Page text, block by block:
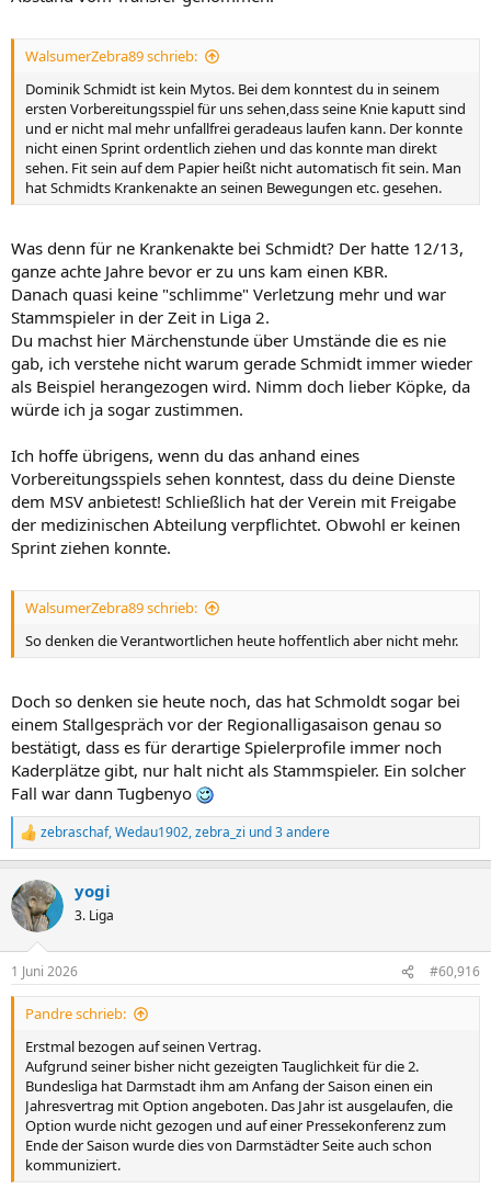
WalsumerZebra89 schrieb:
Dominik Schmidt ist kein Mytos. Bei dem konntest du in seinem
ersten Vorbereitungsspiel für uns sehen,dass seine Knie kaputt sind
und er nicht mal mehr unfallfrei geradeaus laufen kann. Der konnte
nicht einen Sprint ordentlich ziehen und das konnte man direkt
sehen. Fit sein auf dem Papier heißt nicht automatisch fit sein. Man
hat Schmidts Krankenakte an seinen Bewegungen etc. gesehen.
Was denn für ne Krankenakte bei Schmidt? Der hatte 12/13,
ganze achte Jahre bevor er zu uns kam einen KBR.
Danach quasi keine "schlimme" Verletzung mehr und war
Stammspieler in der Zeit in Liga 2.
Du machst hier Märchenstunde über Umstände die es nie
gab, ich verstehe nicht warum gerade Schmidt immer wieder
als Beispiel herangezogen wird. Nimm doch lieber Köpke, da
würde ich ja sogar zustimmen.
Ich hoffe übrigens, wenn du das anhand eines
Vorbereitungsspiels sehen konntest, dass du deine Dienste
dem MSV anbietest! Schließlich hat der Verein mit Freigabe
der medizinischen Abteilung verpflichtet. Obwohl er keinen
Sprint ziehen konnte.
WalsumerZebra89 schrieb:
So denken die Verantwortlichen heute hoffentlich aber nicht mehr.
Doch so denken sie heute noch, das hat Schmoldt sogar bei
einem Stallgespräch vor der Regionalligasaison genau so
bestätigt, dass es für derartige Spielerprofile immer noch
Kaderplätze gibt, nur halt nicht als Stammspieler. Ein solcher
Fall war dann Tugbenyo
R
e
k
t
i
n
e
n
zebraschaf,Wedau1902,zebra_zi und 3 andere
yogi
3. Liga
1 Juni 2026 #60,916
Pandre schrieb:
Erstmal bezogen auf seinen Vertrag.
Aufgrund seiner bisher nicht gezeigten Tauglichkeit für die 2.
Bundesliga hat Darmstadt ihm am Anfang der Saison einen ein
Jahresvertrag mit Option angeboten. Das Jahr ist ausgelaufen, die
Option wurde nicht gezogen und auf einer Pressekonferenz zum
Ende der Saison wurde dies von Darmstädter Seite auch schon
kommuniziert.